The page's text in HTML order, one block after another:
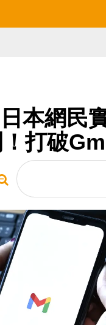
本網民
打破